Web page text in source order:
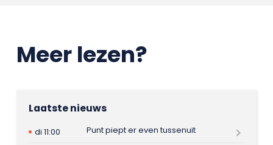
Meer lezen?
Laatste nieuws
di 11:00
Punt piept er even tussenuit